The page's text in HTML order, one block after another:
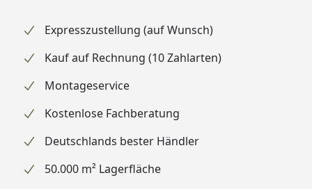
Expresszustellung (auf Wunsch)
Kauf auf Rechnung (10 Zahlarten)
Montageservice
Kostenlose Fachberatung
Deutschlands bester Händler
50.000 m² Lagerfläche